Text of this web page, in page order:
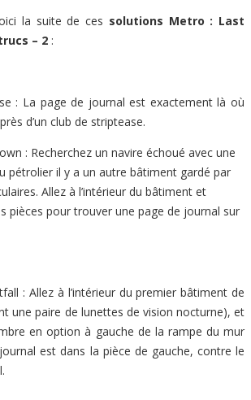
la suite de ces solutions Metro : Last
– 2 :
: La page de journal est exactement là où
d’un club de striptease.
: Recherchez un navire échoué avec une
pétrolier il y a un autre bâtiment gardé par
Allez à l’intérieur du bâtiment et
pièces pour trouver une page de journal sur
: Allez à l’intérieur du premier bâtiment de
une paire de lunettes de vision nocturne), et
en option à gauche de la rampe du mur
est dans la pièce de gauche, contre le